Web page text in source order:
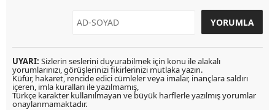
UYARI: Sizlerin seslerini duyurabilmek için konu ile alakalı
yorumlarınızı, görüşlerinizi fikirlerinizi mutlaka yazın.
Küfür, hakaret, rencide edici cümleler veya imalar, inançlara saldırı
içeren, imla kuralları ile yazılmamış,
Türkçe karakter kullanılmayan ve büyük harflerle yazılmış yorumlar
onaylanmamaktadır.